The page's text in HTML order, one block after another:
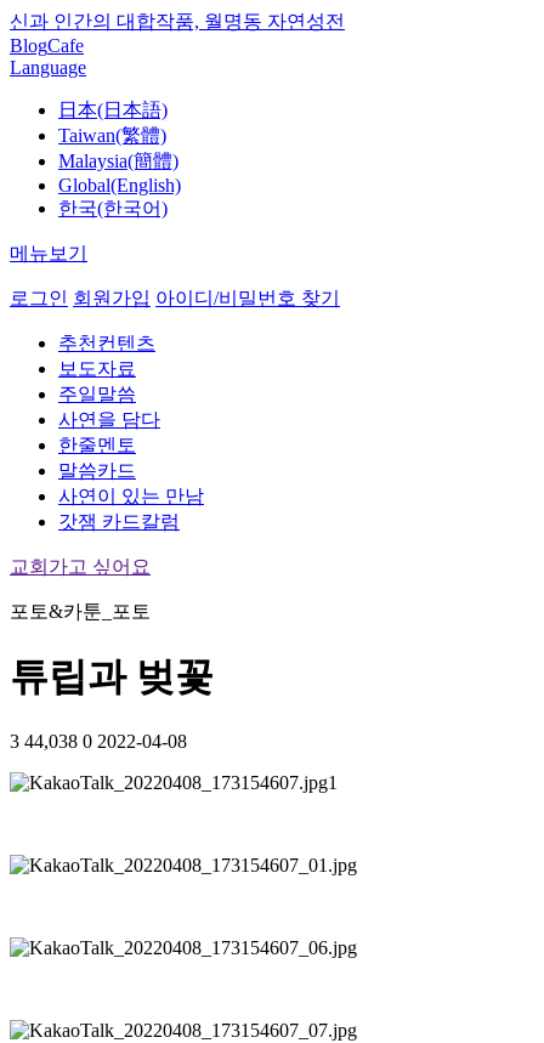
신과 인간의 대합작품, 월명동 자연성전
BlogCafe
Language
日本(日本語)
Taiwan(繁體)
Malaysia(簡體)
Global(English)
한국(한국어)
메뉴보기
로그인 회원가입 아이디/비밀번호 찾기
추천컨텐츠
보도자료
주일말씀
사연을 담다
한줄멘토
말씀카드
사연이 있는 만남
갓잼 카드칼럼
교회가고 싶어요
포토&카툰_포토
튜립과 벚꽃
3 44,038 0 2022-04-08
1